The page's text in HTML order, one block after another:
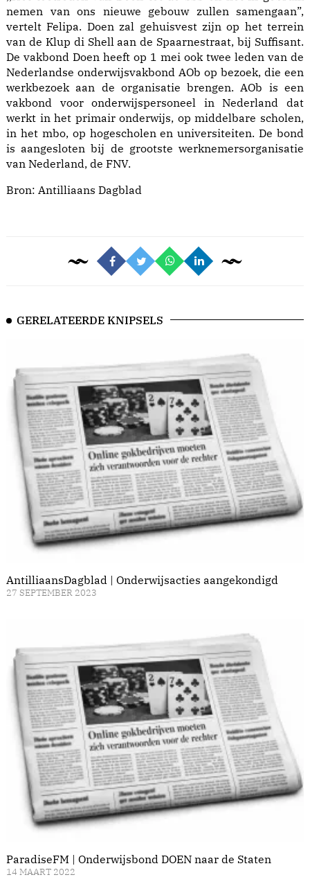
nemen van ons nieuwe gebouw zullen samengaan”,
vertelt Felipa. Doen zal gehuisvest zijn op het terrein
van de Klup di Shell aan de Spaarnestraat, bij Suffisant.
De vakbond Doen heeft op 1 mei ook twee leden van de
Nederlandse onderwijsvakbond AOb op bezoek, die een
werkbezoek aan de organisatie brengen. AOb is een
vakbond voor onderwijspersoneel in Nederland dat
werkt in het primair onderwijs, op middelbare scholen,
in het mbo, op hogescholen en universiteiten. De bond
is aangesloten bij de grootste werknemersorganisatie
van Nederland, de FNV.
Bron: Antilliaans Dagblad
GERELATEERDE KNIPSELS
AntilliaansDagblad | Onderwijsacties aangekondigd
27 SEPTEMBER 2023
ParadiseFM | Onderwijsbond DOEN naar de Staten
14 MAART 2022